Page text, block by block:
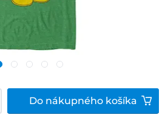
Do nákupného košíka